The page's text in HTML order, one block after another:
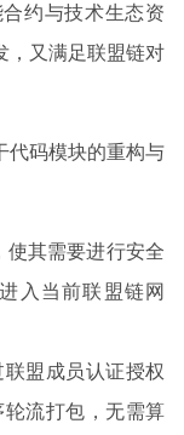
约与技术生态资
，又满足联盟链对
代码模块的重构与
使其需要进行安全
入当前联盟链网
盟成员认证授权
流打包，无需算